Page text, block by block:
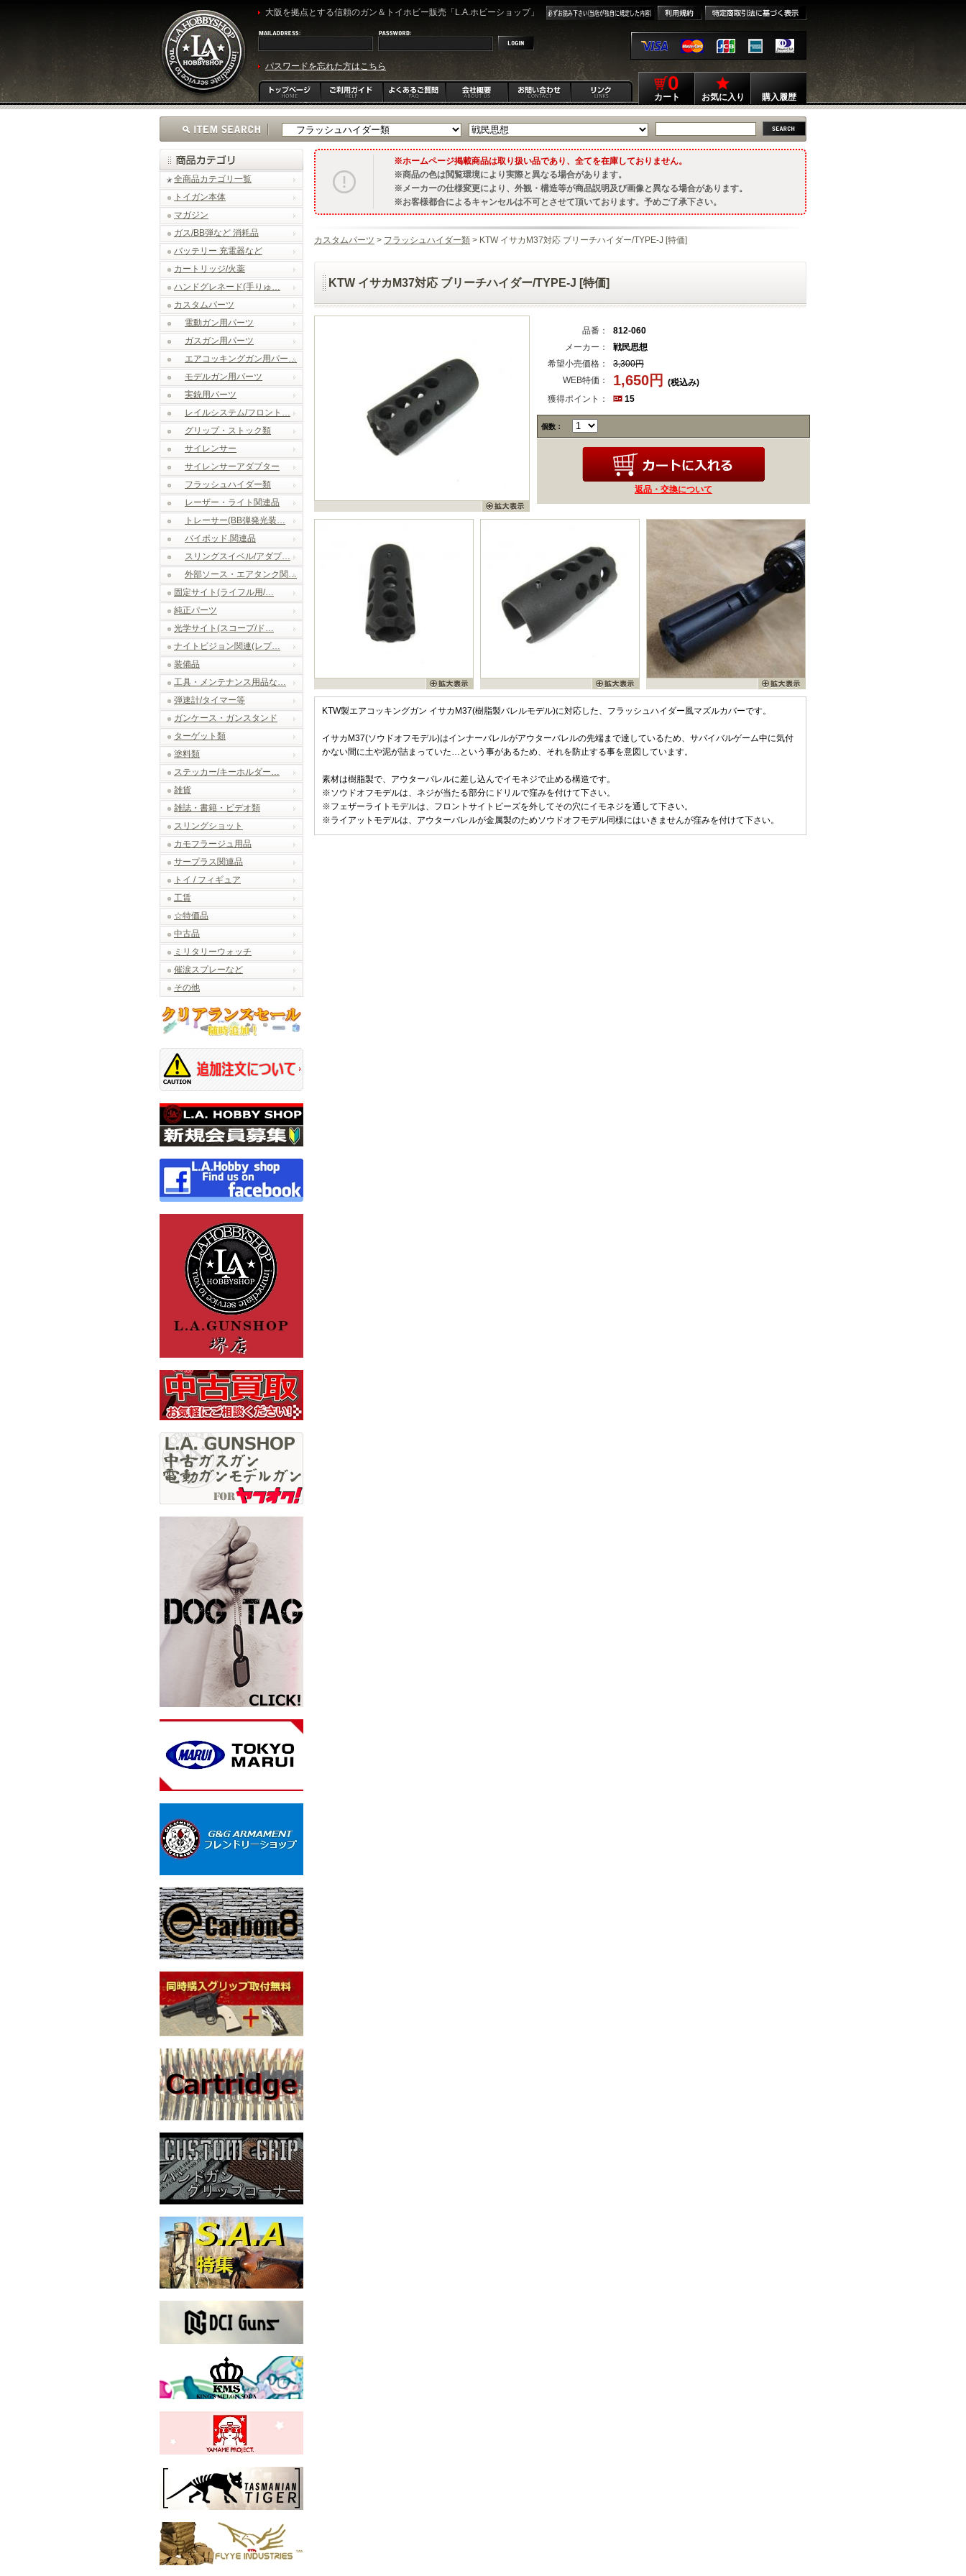
大阪を拠点とする信頼のガン＆トイホビー販売「L.A.ホビーショップ」
パスワードを忘れた方はこちら
0
カート お気に入り 購入履歴
全商品カテゴリ一覧
トイガン本体
マガジン
ガス/BB弾など 消耗品
バッテリー 充電器など
カートリッジ/火薬
ハンドグレネード(手りゅ…
カスタムパーツ
電動ガン用パーツ
ガスガン用パーツ
エアコッキングガン用パー…
モデルガン用パーツ
実銃用パーツ
レイルシステム/フロント…
グリップ・ストック類
サイレンサー
サイレンサーアダプター
フラッシュハイダー類
レーザー・ライト関連品
トレーサー(BB弾発光装…
バイポッド.関連品
スリングスイベル/アダプ…
外部ソース・エアタンク関…
固定サイト(ライフル用/…
純正パーツ
光学サイト(スコープ/ド…
ナイトビジョン関連(レプ…
装備品
工具・メンテナンス用品な…
弾速計/タイマー等
ガンケース・ガンスタンド
ターゲット類
塗料類
ステッカー/キーホルダー…
雑貨
雑誌・書籍・ビデオ類
スリングショット
カモフラージュ用品
サープラス関連品
トイ / フィギュア
工賃
☆特価品
中古品
ミリタリーウォッチ
催涙スプレーなど
その他
ホームページ掲載商品は取り扱い品であり、全てを在庫しておりません。
商品の色は閲覧環境により実際と異なる場合があります。
メーカーの仕様変更により、外観・構造等が商品説明及び画像と異なる場合があります。
お客様都合によるキャンセルは不可とさせて頂いております。予めご了承下さい。
カスタムパーツ > フラッシュハイダー類 > KTW イサカM37対応 ブリーチハイダー/TYPE-J [特価]
KTW イサカM37対応 ブリーチハイダー/TYPE-J [特価]
品番：
812-060
メーカー：
戦民思想
希望小売価格：
3,300円
WEB特価：
1,650円
(税込み)
獲得ポイント：
15
個数：
返品・交換について
KTW製エアコッキングガン イサカM37(樹脂製バレルモデル)に対応した、フラッシュハイダー風マズルカバーです。
イサカM37(ソウドオフモデル)はインナーバレルがアウターバレルの先端まで達しているため、サバイバルゲーム中に気付
かない間に土や泥が詰まっていた…という事があるため、それを防止する事を意図しています。
素材は樹脂製で、アウターバレルに差し込んでイモネジで止める構造です。
※ソウドオフモデルは、ネジが当たる部分にドリルで窪みを付けて下さい。
※フェザーライトモデルは、フロントサイトビーズを外してその穴にイモネジを通して下さい。
※ライアットモデルは、アウターバレルが金属製のためソウドオフモデル同様にはいきませんが窪みを付けて下さい。